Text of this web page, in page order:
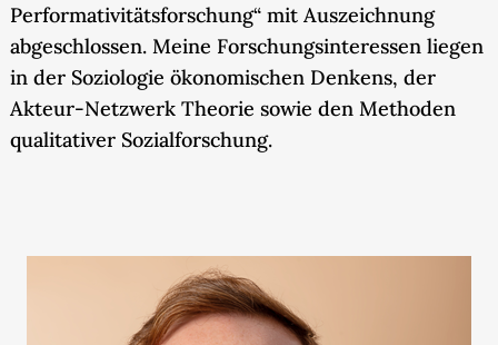
Performativitätsforschung“ mit Auszeichnung
abgeschlossen. Meine Forschungsinteressen liegen
in der Soziologie ökonomischen Denkens, der
Akteur-Netzwerk Theorie sowie den Methoden
qualitativer Sozialforschung.